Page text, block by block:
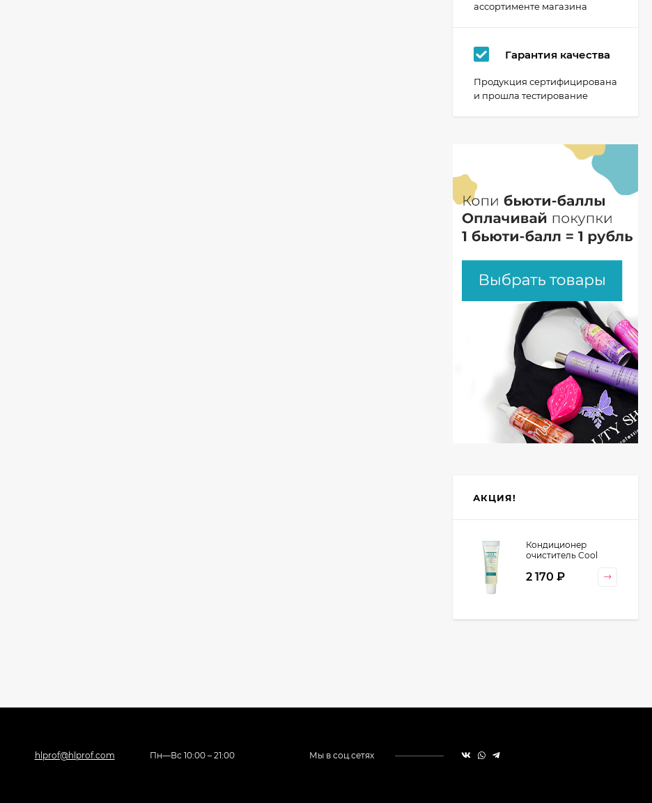
ассортименте магазина
Гарантия качества
Продукция сертифицирована
и прошла тестирование
АКЦИЯ!
Кондиционер
очиститель Cool
Cosmetics, 130 гр
2 170 ₽
hlprof@hlprof.com Пн—Вс 10:00 – 21:00 Мы в соц.сетях